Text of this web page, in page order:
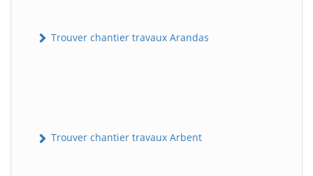
Trouver chantier travaux Arandas
Trouver chantier travaux Arbent